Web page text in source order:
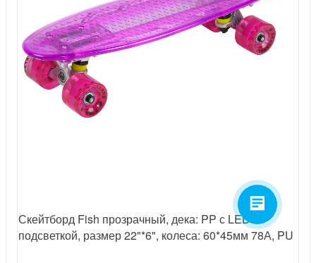
Скейтборд Fish прозрачный, дека: PP с LED
подсветкой, размер 22"*6", колеса: 60*45мм 78А, PU